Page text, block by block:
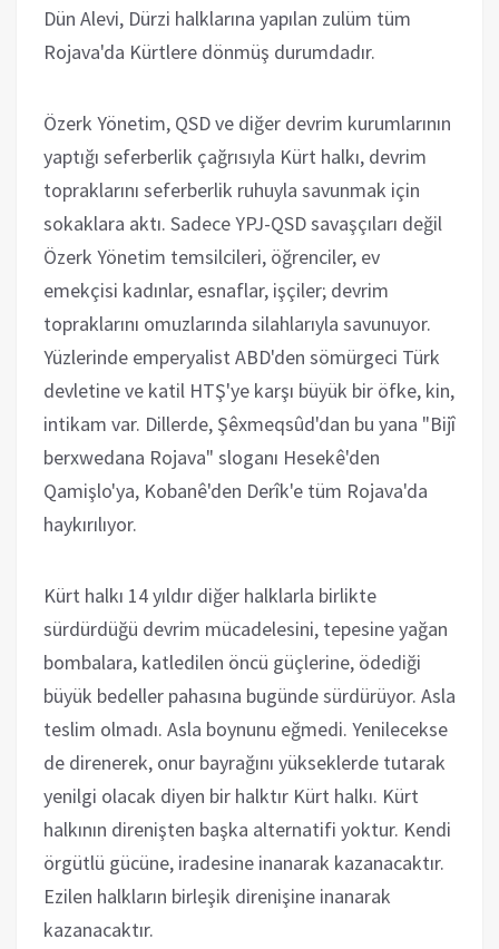
Dün Alevi, Dürzi halklarına yapılan zulüm tüm
Rojava'da Kürtlere dönmüş durumdadır.
Özerk Yönetim, QSD ve diğer devrim kurumlarının
yaptığı seferberlik çağrısıyla Kürt halkı, devrim
topraklarını seferberlik ruhuyla savunmak için
sokaklara aktı. Sadece YPJ-QSD savaşçıları değil
Özerk Yönetim temsilcileri, öğrenciler, ev
emekçisi kadınlar, esnaflar, işçiler; devrim
topraklarını omuzlarında silahlarıyla savunuyor.
Yüzlerinde emperyalist ABD'den sömürgeci Türk
devletine ve katil HTŞ'ye karşı büyük bir öfke, kin,
intikam var. Dillerde, Şêxmeqsûd'dan bu yana "Bijî
berxwedana Rojava" sloganı Hesekê'den
Qamişlo'ya, Kobanê'den Derîk'e tüm Rojava'da
haykırılıyor.
Kürt halkı 14 yıldır diğer halklarla birlikte
sürdürdüğü devrim mücadelesini, tepesine yağan
bombalara, katledilen öncü güçlerine, ödediği
büyük bedeller pahasına bugünde sürdürüyor. Asla
teslim olmadı. Asla boynunu eğmedi. Yenilecekse
de direnerek, onur bayrağını yükseklerde tutarak
yenilgi olacak diyen bir halktır Kürt halkı. Kürt
halkının direnişten başka alternatifi yoktur. Kendi
örgütlü gücüne, iradesine inanarak kazanacaktır.
Ezilen halkların birleşik direnişine inanarak
kazanacaktır.